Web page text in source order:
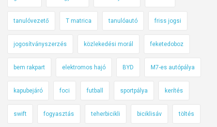
tanulóvezető T matrica tanulóautó friss jogsi
jogosítványszerzés közlekedési morál feketedoboz
bem rakpart elektromos hajó BYD M7-es autópálya
kapubejáró foci futball sportpálya kerítés
swift fogyasztás teherbicikli biciklisáv töltés